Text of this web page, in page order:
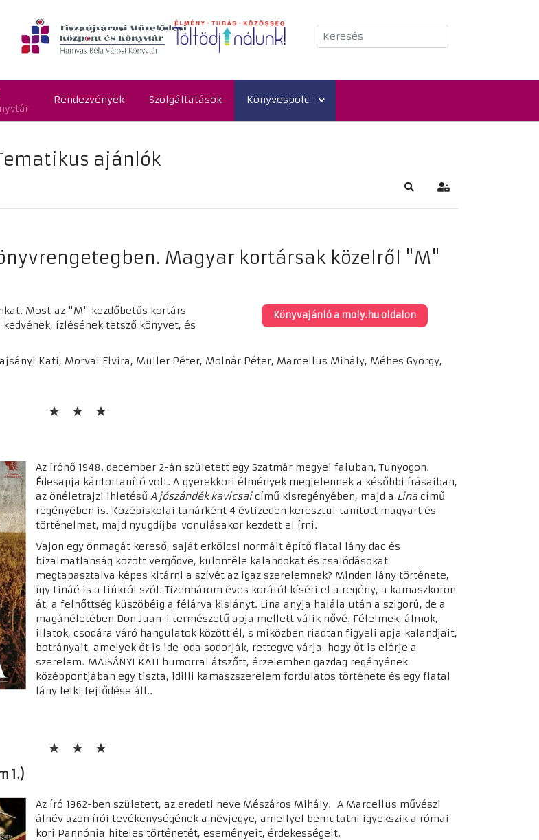
Keresés
Rendezvények Szolgáltatások Könyvespolc
ajánlók
KeresésBejelentkezés
Magyar kortársak közelről "M"
Könyvajánló a moly.hu oldalon
Most az "M" kezdőbetűs kortárs
ízlésének tetsző könyvet, és
Kati, Morvai Elvira, Müller Péter, Molnár Péter, Marcellus Mihály, Méhes György,
Az írónő 1948. december 2-án született egy Szatmár megyei faluban, Tunyogon.
Édesapja kántortanító volt. A gyerekkori élmények megjelennek a későbbi írásaiban,
az önéletrajzi ihletésű A jószándék kavicsaicímű kisregényében, majd a Linacímű
regényében is. Középiskolai tanárként 4 évtizeden keresztül tanított magyart és
történelmet, majd nyugdíjba vonulásakor kezdett el írni.
Vajon egy önmagát kereső, saját erkölcsi normáit építő fiatal lány dac és
bizalmatlanság között vergődve, különféle kalandokat és csalódásokat
megtapasztalva képes kitárni a szívét az igaz szerelemnek? Minden lány története,
így Lináé is a fiúkról szól. Tizenhárom éves korától kíséri el a regény, a kamaszkoron
át, a felnőttség küszöbéig a félárva kislányt. Lina anyja halála után a szigorú, de a
magánéletében Don Juan-i természetű apja mellett válik nővé. Félelmek, álmok,
illatok, csodára váró hangulatok között él, s miközben riadtan figyeli apja kalandjait,
botrányait, amelyek őt is ide-oda sodorják, rettegve várja, hogy őt is elérje a
szerelem. MAJSÁNYI KATI humorral átszőtt, érzelemben gazdag regényének
középpontjában egy tiszta, idilli kamaszszerelem fordulatos története és egy fiatal
lány lelki fejlődése áll..
1.)
Az író 1962-ben született, az eredeti neve Mészáros Mihály. A Marcellus művészi
álnév azon írói tevékenységének a névjegye, amellyel bemutatni igyekszik a római
kori Pannónia hiteles történetét, eseményeit, érdekességeit.